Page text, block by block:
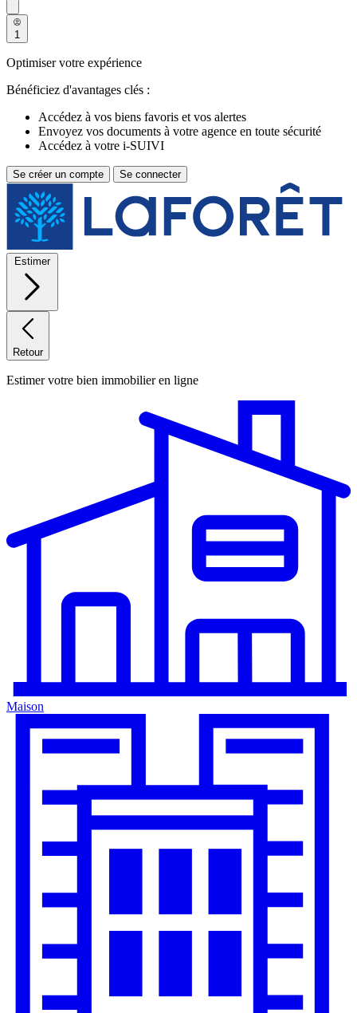
1
Optimiser votre expérience
Bénéficiez d'avantages clés :
Accédez à vos biens favoris et vos alertes
Envoyez vos documents à votre agence en toute sécurité
Accédez à votre i-SUIVI
Se créer un compte Se connecter
Estimer
Retour
Estimer votre bien immobilier en ligne
Maison